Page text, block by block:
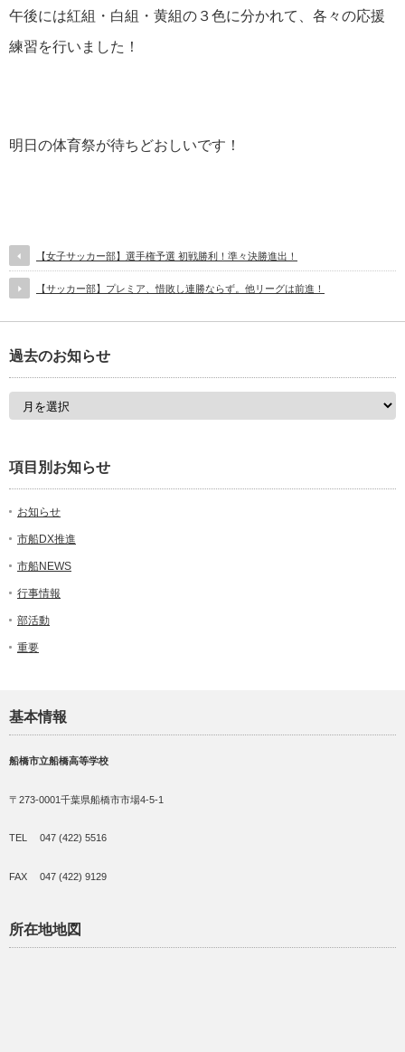
午後には紅組・白組・黄組の３色に分かれて、各々の応援
練習を行いました！
明日の体育祭が待ちどおしいです！
【女子サッカー部】選手権予選 初戦勝利！準々決勝進出！
【サッカー部】プレミア、惜敗し連勝ならず。他リーグは前進！
過去のお知らせ
項目別お知らせ
お知らせ
市船DX推進
市船NEWS
行事情報
部活動
重要
基本情報
船橋市立船橋高等学校
〒273-0001千葉県船橋市市場4-5-1
TEL 047 (422) 5516
FAX 047 (422) 9129
所在地地図